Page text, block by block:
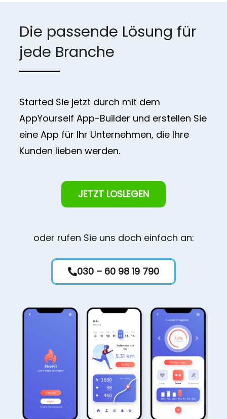
Die passende Lösung für
jede Branche
Started Sie jetzt durch mit dem
AppYourself App-Builder und erstellen Sie
eine App für Ihr Unternehmen, die Ihre
Kunden lieben werden.
JETZT LOSLEGEN
oder rufen Sie uns doch einfach an:
030 – 60 98 19 790